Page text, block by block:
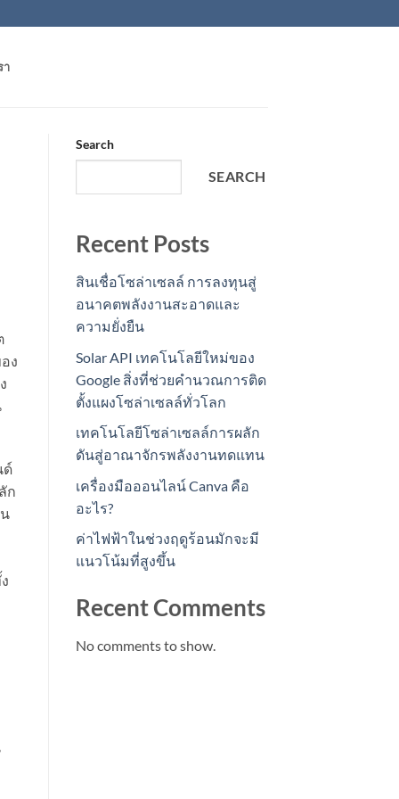
า
ง
ด์
ก
Search
SEARCH
Recent Posts
สินเชื่อโซล่าเซลล์ การลงทุนสู่
อนาคตพลังงานสะอาดและ
ความยั่งยืน
Solar API เทคโนโลยีใหม่ของ
Google สิ่งที่ช่วยคำนวณการติด
ตั้งแผงโซล่าเซลล์ทั่วโลก
เทคโนโลยีโซล่าเซลล์การผลัก
ดันสู่อาณาจักรพลังงานทดแทน
เครื่องมือออนไลน์ Canva คือ
อะไร?
ค่าไฟฟ้าในช่วงฤดูร้อนมักจะมี
แนวโน้มที่สูงขึ้น
Recent Comments
No comments to show.